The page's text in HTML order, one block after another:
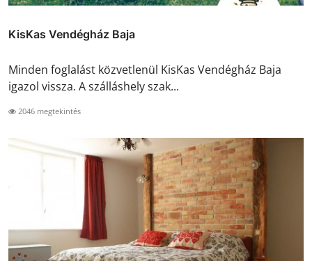
KisKas Vendégház Baja
Minden foglalást közvetlenül KisKas Vendégház Baja
igazol vissza. A szálláshely szak...
2046 megtekintés